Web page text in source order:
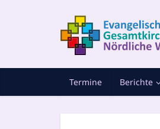
Termine Berichte